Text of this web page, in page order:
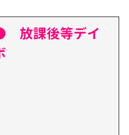
放課後等デイ